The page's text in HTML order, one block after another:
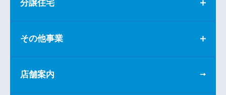
分譲住宅
その他事業
店舗案内